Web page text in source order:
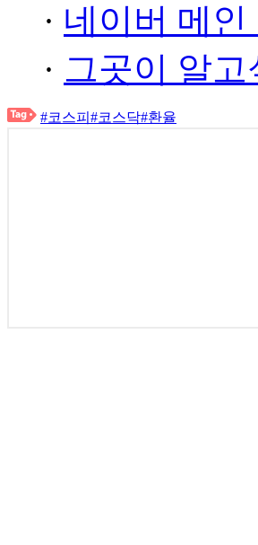
· 네이버 메
· 그곳이 알
#코스피 #코스닥#환율